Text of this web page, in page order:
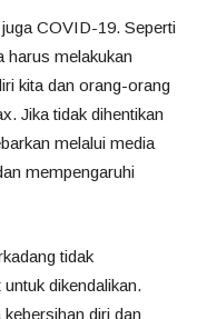
COVID-19. Seperti
harus melakukan
kita dan orang-orang
Jika tidak dihentikan
melalui media
mempengaruhi
tidak
dikendalikan.
diri dan